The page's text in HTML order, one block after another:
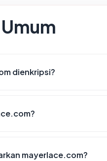
dienkripsi?
mayerlace.com?